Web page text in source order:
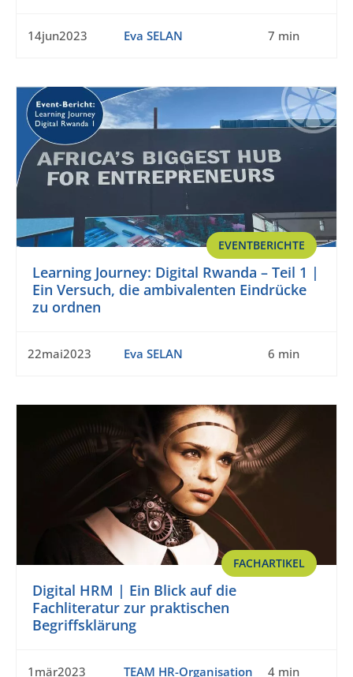
14jun2023 Eva SELAN 7 min
EVENTBERICHTE
Learning Journey: Digital Rwanda – Teil 1 |
Ein Versuch, die ambivalenten Eindrücke
zu ordnen
22mai2023 Eva SELAN 6 min
FACHARTIKEL
Digital HRM | Ein Blick auf die
Fachliteratur zur praktischen
Begriffsklärung
1mär2023 TEAM HR-Organisation 4 min